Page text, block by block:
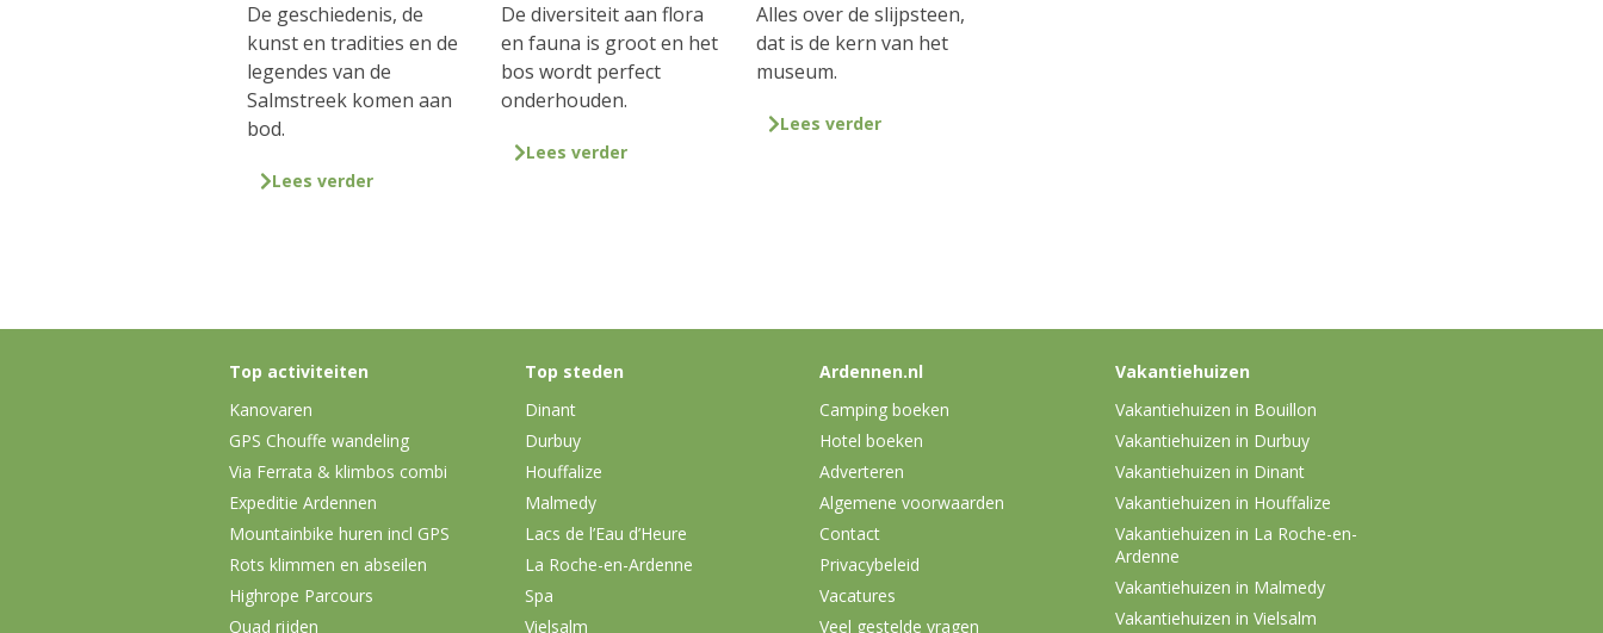
De geschiedenis, de
kunst en tradities en de
legendes van de
Salmstreek komen aan
bod.
Lees verder
De diversiteit aan flora
en fauna is groot en het
bos wordt perfect
onderhouden.
Lees verder
Alles over de slijpsteen,
dat is de kern van het
museum.
Lees verder
Top activiteiten
Kanovaren
GPS Chouffe wandeling
Via Ferrata & klimbos combi
Expeditie Ardennen
Mountainbike huren incl GPS
Rots klimmen en abseilen
Highrope Parcours
Quad rijden
Top steden
Dinant
Durbuy
Houffalize
Malmedy
Lacs de l’Eau d’Heure
La Roche-en-Ardenne
Spa
Vielsalm
Ardennen.nl
Camping boeken
Hotel boeken
Adverteren
Algemene voorwaarden
Contact
Privacybeleid
Vacatures
Veel gestelde vragen
Vakantiehuizen
Vakantiehuizen in Bouillon
Vakantiehuizen in Durbuy
Vakantiehuizen in Dinant
Vakantiehuizen in Houffalize
Vakantiehuizen in La Roche-en-
Ardenne
Vakantiehuizen in Malmedy
Vakantiehuizen in Vielsalm